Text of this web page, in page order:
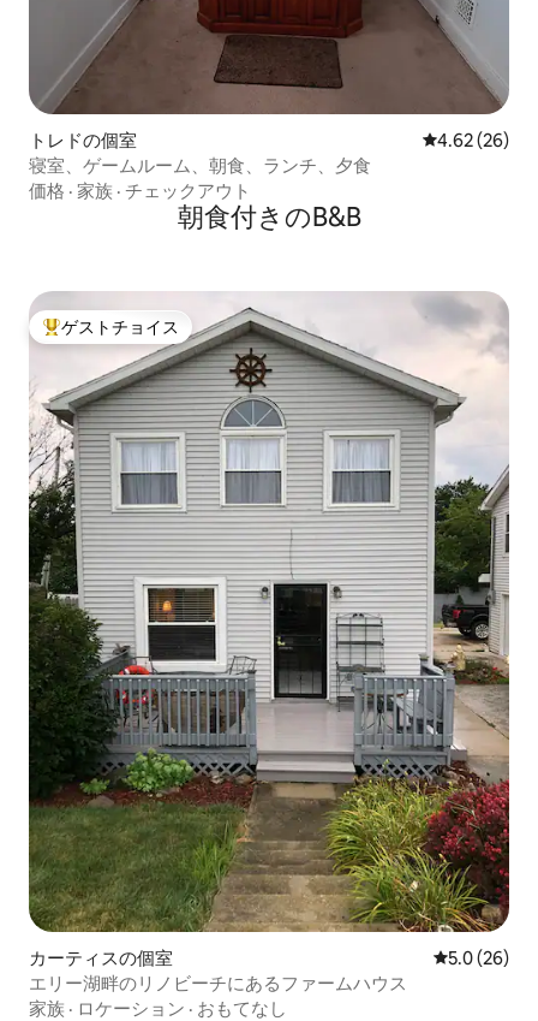
トレドの個室 レビュー26
4.62 (26)
寝室、ゲームルーム、朝食、ランチ、夕食
価格 · 家族 · チェックアウト
朝食付きのB&B
大好評のゲストチョイスです。
ゲストチョイス
カーティスの個室 レビュー26
5.0 (26)
エリー湖畔のリノビーチにあるファームハウス
家族 · ロケーション · おもてなし